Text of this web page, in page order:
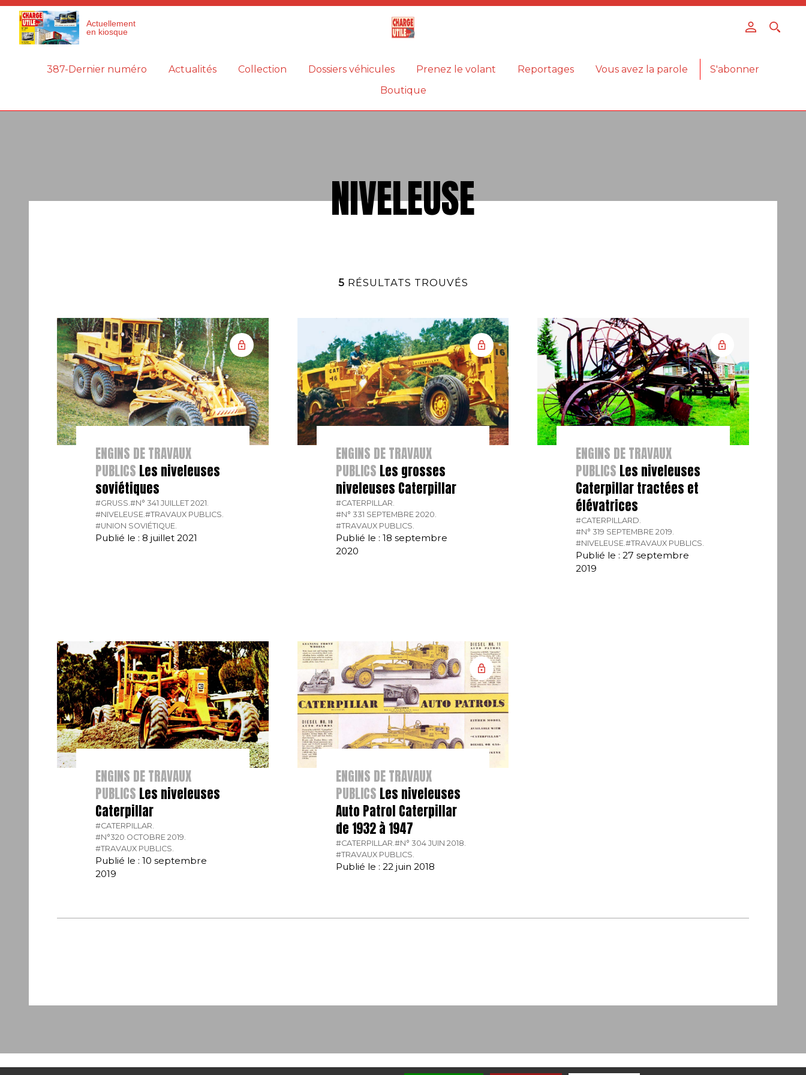
Actuellement
en kiosque
387-Dernier numéro Actualités Collection Dossiers véhicules Prenez le volant Reportages Vous avez la parole
S'abonner
Boutique
NIVELEUSE
5 RÉSULTATS TROUVÉS
ENGINS DE TRAVAUX
PUBLICS Les niveleuses
soviétiques
#GRUSS.#N° 341 JUILLET 2021.
#NIVELEUSE.#TRAVAUX PUBLICS.
#UNION SOVIÉTIQUE.
Publié le : 8 juillet 2021
ENGINS DE TRAVAUX
PUBLICS Les grosses
niveleuses Caterpillar
#CATERPILLAR.
#N° 331 SEPTEMBRE 2020.
#TRAVAUX PUBLICS.
Publié le : 18 septembre
2020
ENGINS DE TRAVAUX
PUBLICS Les niveleuses
Caterpillar tractées et
élévatrices
#CATERPILLARD.
#N° 319 SEPTEMBRE 2019.
#NIVELEUSE. #TRAVAUX PUBLICS.
Publié le : 27 septembre
2019
ENGINS DE TRAVAUX
PUBLICS Les niveleuses
Caterpillar
#CATERPILLAR.
#N°320 OCTOBRE 2019.
#TRAVAUX PUBLICS.
Publié le : 10 septembre
2019
ENGINS DE TRAVAUX
PUBLICS Les niveleuses
Auto Patrol Caterpillar
de 1932 à 1947
#CATERPILLAR.#N° 304 JUIN 2018.
#TRAVAUX PUBLICS.
Publié le : 22 juin 2018
Panneau de gestion des cookies